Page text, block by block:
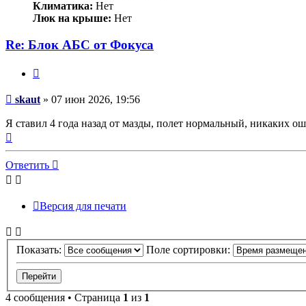
Климатика: Нет
Люк на крыше: Нет
Re: Блок АБС от Фокуса
Сообщение
skaut » 07 июн 2026, 19:56
Я ставил 4 года назад от мазды, полет нормальный, никаких
началу
Ответить
Версия для печати
Показать: Поле сортировки:
4 сообщения • Страница 1 из 1